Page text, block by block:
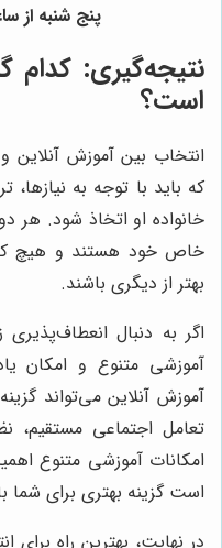
پنج شنبه از ساعت 9 صبح
نتیجه‌گیری: کدام
است؟
انتخاب بین آموزش
که باید با توجه به
خانواده او اتخاذ شود. هر
خاص خود هستند و هیچ
بهتر از دیگری باشند.
اگر به دنبال
آموزشی متنوع و امکان
آموزش آنلاین می‌تواند
تعامل اجتماعی مستقیم،
امکانات آموزشی متنوع
است گزینه بهتری برای شما
در نهایت، بهترین راه